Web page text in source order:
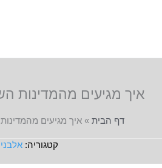
איך מגיעים מהמדינות
דף הבית »איך מגיעים